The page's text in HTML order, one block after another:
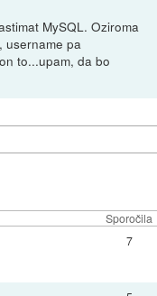
MySQL. Oziroma
username pa
to...upam, da bo
Sporočila
7